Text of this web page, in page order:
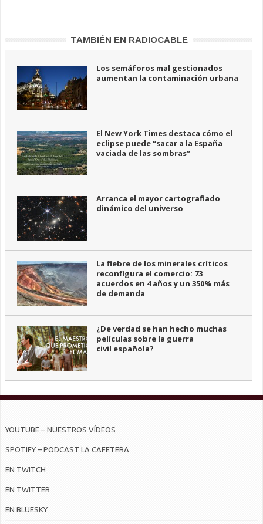
TAMBIÉN EN RADIOCABLE
Los semáforos mal gestionados
aumentan la contaminación urbana
El New York Times destaca cómo el
eclipse puede “sacar a la España
vaciada de las sombras”
Arranca el mayor cartografiado
dinámico del universo
La fiebre de los minerales críticos
reconfigura el comercio: 73
acuerdos en 4 años y un 350% más
de demanda
¿De verdad se han hecho muchas
películas sobre la guerra
civil española?
YOUTUBE – NUESTROS VÍDEOS
SPOTIFY – PODCAST LA CAFETERA
EN TWITCH
EN TWITTER
EN BLUESKY